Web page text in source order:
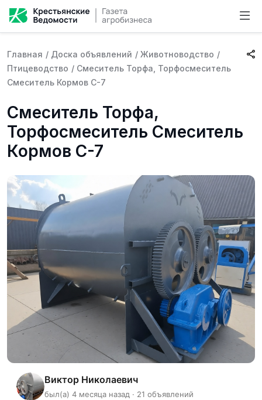
Главная / Доска объявлений / Животноводство /
Птицеводство / Смеситель Торфа, Торфосмеситель
Смеситель Кормов С-7
Смеситель Торфа,
Торфосмеситель Смеситель
Кормов С-7
Виктор Николаевич
был(а) 4 месяца назад · 21 объявлений